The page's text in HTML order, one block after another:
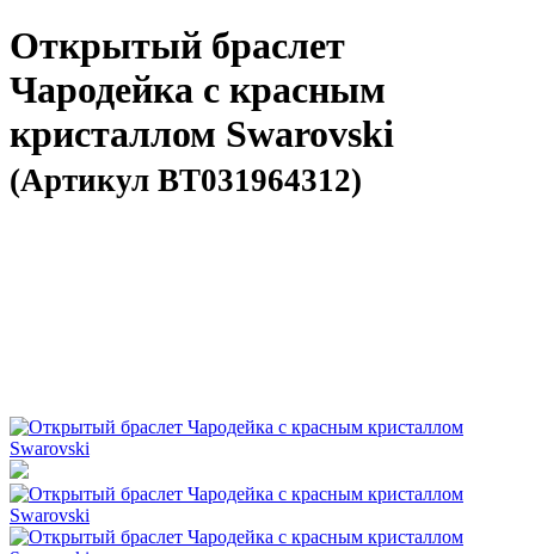
Открытый браслет
Чародейка с красным
кристаллом Swarovski
(Артикул BT031964312)